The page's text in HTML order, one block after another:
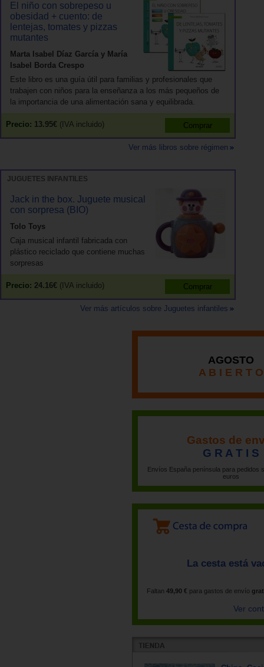
El niño con sobrepeso u
obesidad + cuento: de
lentejas, tomates y pizzas
mutantes
Marta Isabel Díaz García y María
Isabel Borda Crespo
Este libro es una guía útil para familias y profesionales que
trabajen con niños para la enseñanza a los más pequeños de
la importancia de una alimentación sana y equilibrada.
Precio: 13.95€ (IVA incluido)
Ver más libros sobre régimen
JUGUETES INFANTILES
Jack in the box. Juguete musical
con sorpresa (BIO)
Tolo Toys
Caja musical infantil fabricada con
plástico reciclado que contiene muchas
sorpresas
Precio: 24.16€ (IVA incluido)
Ver más artículos sobre Juguetes infantiles
AGOSTO
A B I E R T O
Gastos de
G R A T I S
Envíos España península para pedidos
euros
La cesta está
Faltan 49,90 € para gastos de envío
Ver